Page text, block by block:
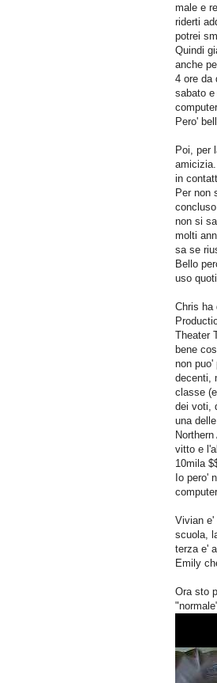
male e
riderti
potrei
Quindi
anche
4 ore da
sabato
Pero'
Poi, per
in
Per non
non si
molti
sa se
Bello
uso
Chris ha
Theater
bene
non puo'
decenti,
classe
dei voti,
una
vitto e
10mila
Io pero'
Vivian e'
scuola,
terza e'
Emily
Ora sto